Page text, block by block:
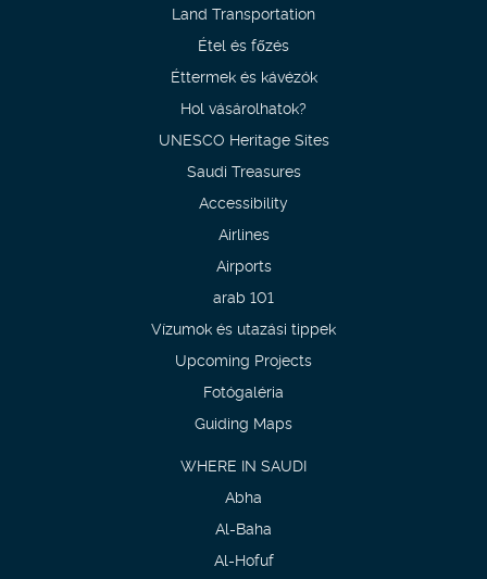
Land Transportation
Étel és főzés
Éttermek és kávézók
Hol vásárolhatok?
UNESCO Heritage Sites
Saudi Treasures
Accessibility
Airlines
Airports
arab 101
Vízumok és utazási tippek
Upcoming Projects
Fotógaléria
Guiding Maps
WHERE IN SAUDI
Abha
Al-Baha
Al-Hofuf